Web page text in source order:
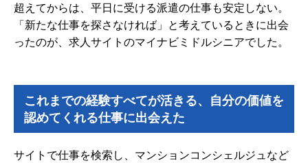
超えてからは、平日に受ける派遣の仕事も安定しない。
「新たな仕事を探さなければ」と考えているときに出会
ったのが、求人サイトのマイナビミドルシニアでした。
これまでの経験すべてが活きる、自分の価値を
認めてくれる仕事に出会えた
サイトで仕事を検索し、マンションコンシェルジュなど